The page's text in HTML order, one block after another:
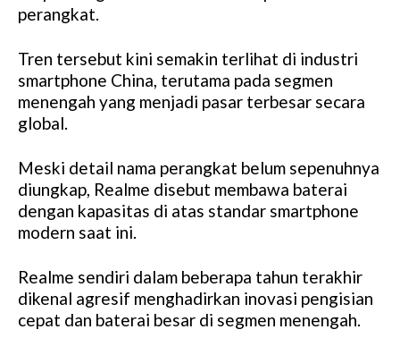
perangkat.
Tren tersebut kini semakin terlihat di industri
smartphone China, terutama pada segmen
menengah yang menjadi pasar terbesar secara
global.
Meski detail nama perangkat belum sepenuhnya
diungkap, Realme disebut membawa baterai
dengan kapasitas di atas standar smartphone
modern saat ini.
Realme sendiri dalam beberapa tahun terakhir
dikenal agresif menghadirkan inovasi pengisian
cepat dan baterai besar di segmen menengah.